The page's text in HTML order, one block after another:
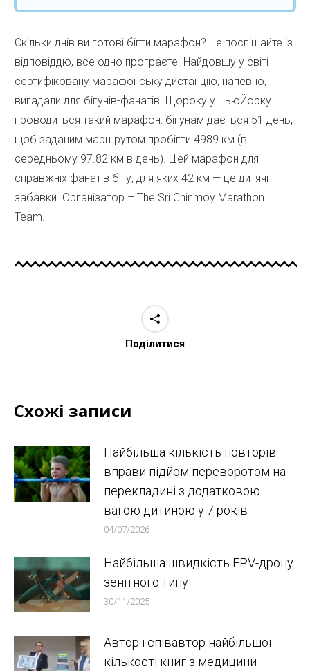
Скільки днів ви готові бігти марафон? Не поспішайте із
відповіддю, все одно програєте. Найдовшу у світі
сертифіковану марафонську дистанцію, напевно,
вигадали для бігунів-фанатів. Щороку у НьюЙорку
проводиться такий марафон: бігунам дається 51 день,
щоб заданим маршрутом пробігти 4989 км (в
середньому 97.82 км в день). Цей марафон для
справжніх фанатів бігу, для яких 42 км — це дитячі
забавки. Організатор – The Sri Chinmoy Marathon
Team.
Поділитися
Схожі записи
Найбільша кількість повторів
вправи підйом переворотом на
перекладині з додатковою
вагою дитиною у 7 років
04/07/2026
Найбільша швидкість FPV-дрону
зенітного типу
30/11/2025
Автор і співавтор найбільшої
кількості книг з медицини